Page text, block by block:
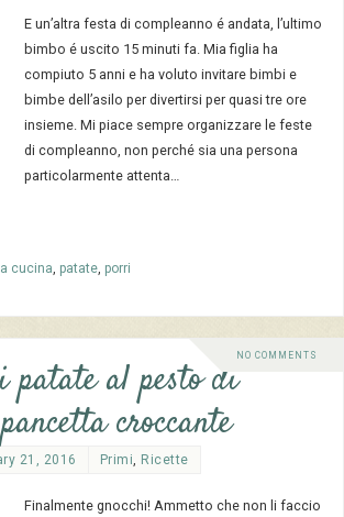
E un’altra festa di compleanno é andata, l’ultimo
bimbo é uscito 15 minuti fa. Mia figlia ha
compiuto 5 anni e ha voluto invitare bimbi e
bimbe dell’asilo per divertirsi per quasi tre ore
insieme. Mi piace sempre organizzare le feste
di compleanno, non perché sia una persona
particolarmente attenta…
cucina, patate, porri
NO COMMENTS
patate al pesto di
croccante
21, 2016 Primi, Ricette
Finalmente gnocchi! Ammetto che non li faccio